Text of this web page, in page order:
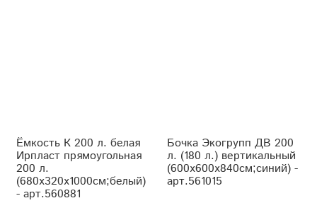
Ёмкость К 200 л. белая
Ирпласт прямоугольная
200 л.
(680x320x1000см;белый)
- арт.560881
Бочка Экогрупп ДВ 200
л. (180 л.) вертикальный
(600x600x840см;синий) -
арт.561015